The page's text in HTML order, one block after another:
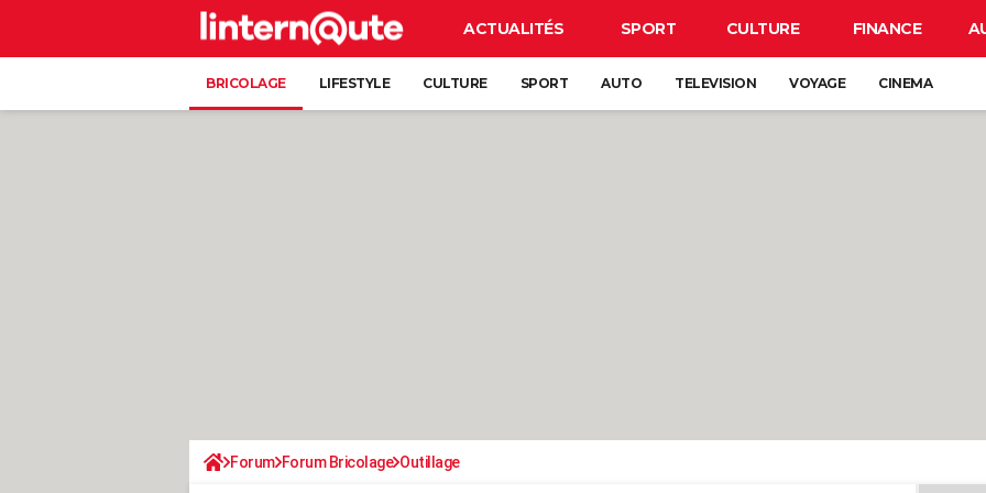
ACTUALITÉS SPORT CULTURE FINANCE
BRICOLAGE LIFESTYLE CULTURE SPORT AUTO TELEVISION VOYAGE CINEMA
Forum Forum Bricolage Outillage